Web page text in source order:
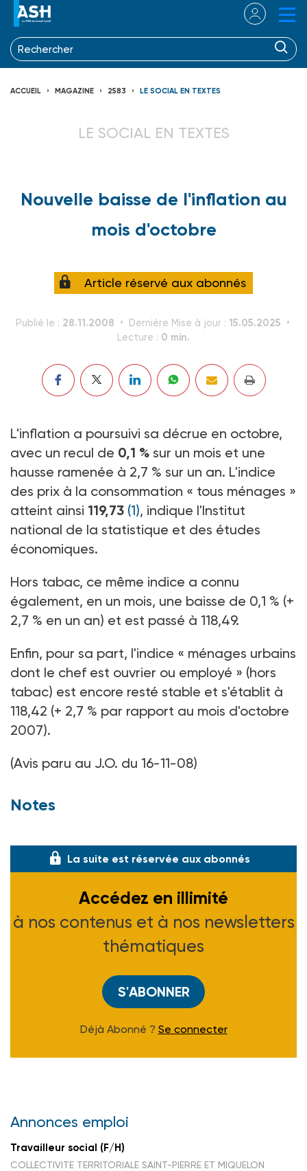
ACCUEIL MAGAZINE 2583 LE SOCIAL EN TEXTES
LE SOCIAL EN TEXTES
Nouvelle baisse de l'inflation au
mois d'octobre
Article réservé aux abonnés
Publié le : 28.11.2008 Dernière Mise à jour : 15.05.2025
Lecture : 0 min.
L'inflation a poursuivi sa décrue en octobre,
avec un recul de 0,1 % sur un mois et une
hausse ramenée à 2,7 % sur un an. L'indice
des prix à la consommation « tous ménages »
atteint ainsi 119,73 (1), indique l'Institut
national de la statistique et des études
économiques.
Hors tabac, ce même indice a connu
également, en un mois, une baisse de 0,1 % (+
2,7 % en un an) et est passé à 118,49.
Enfin, pour sa part, l'indice « ménages urbains
dont le chef est ouvrier ou employé » (hors
tabac) est encore resté stable et s'établit à
118,42 (+ 2,7 % par rapport au mois d'octobre
2007).
(Avis paru au J.O. du 16-11-08)
Notes
La suite est réservée aux abonnés
Accédez en illimité
à nos contenus et à nos newsletters
thématiques
S'ABONNER
Déjà Abonné ? Se connecter
Annonces emploi
Travailleur social (F/H)
COLLECTIVITE TERRITORIALE SAINT-PIERRE ET MIQUELON